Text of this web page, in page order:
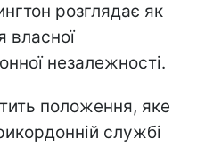
розглядає як
власної
незалежності.
положення, яке
службі